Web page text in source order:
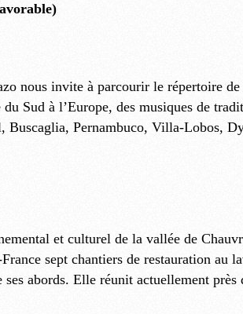
nous invite à parcourir le répertoire de
Sud à l’Europe, des musiques de
Buscaglia, Pernambuco, Villa-Lobos,
et culturel de la vallée de
sept chantiers de restauration au
abords. Elle réunit actuellement près